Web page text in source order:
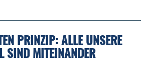
PRINZIP: ALLE UNSERE
SIND MITEINANDER